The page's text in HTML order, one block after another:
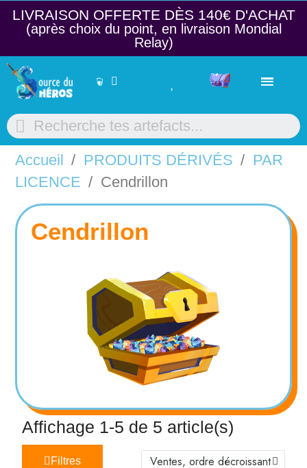
LIVRAISON OFFERTE DÈS 140€ D'ACHAT​
(après choix du point, en livraison Mondial
Relay)
Accueil PRODUITS DÉRIVÉS
PAR
LICENCE
Cendrillon
Cendrillon
Affichage 1-5 de 5 article(s)
Filtres